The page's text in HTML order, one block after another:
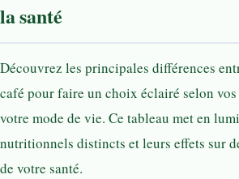
la santé
Découvrez les principales différences
café pour faire un choix éclairé selon
votre mode de vie. Ce tableau met en
nutritionnels distincts et leurs effets sur
de votre santé.